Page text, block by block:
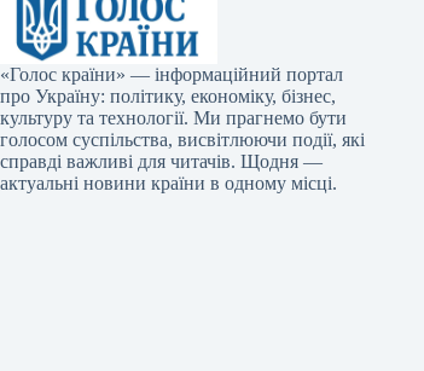
«Голос країни» — інформаційний портал
про Україну: політику, економіку, бізнес,
культуру та технології. Ми прагнемо бути
голосом суспільства, висвітлюючи події, які
справді важливі для читачів. Щодня —
актуальні новини країни в одному місці.